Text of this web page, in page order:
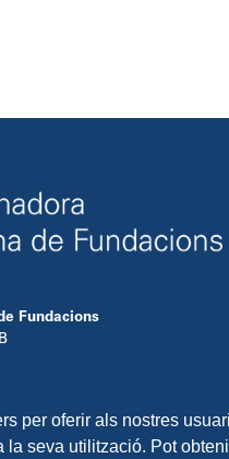
per oferir als nostres
la seva utilització. Pot
Fundacions